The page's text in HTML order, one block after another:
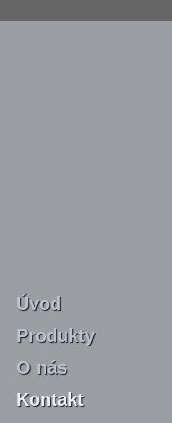
Úvod
Produkty
O nás
Kontakt